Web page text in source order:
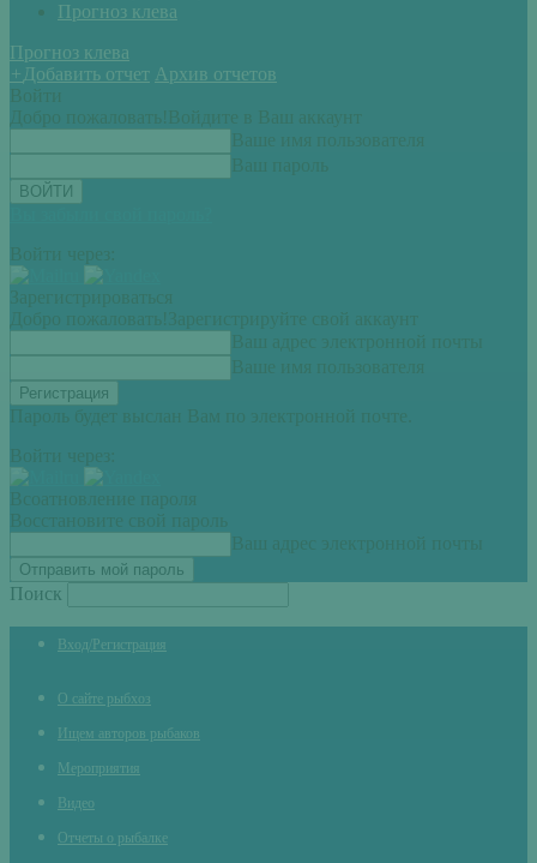
Прогноз клева
Прогноз клева
+ Добавить отчет Архив отчетов
Войти
Добро пожаловать! Войдите в Ваш аккаунт
Ваше имя пользователя
Ваш пароль
Войти через:
Зарегистрироваться
Добро пожаловать! Зарегистрируйте свой аккаунт
Ваш адрес электронной почты
Ваше имя пользователя
Пароль будет выслан Вам по электронной почте.
Войти через:
Всоатновление пароля
Восстановите свой пароль
Ваш адрес электронной почты
Поиск
Вход/Регистрация
О сайте рыбхоз
Ищем авторов рыбаков
Мероприятия
Видео
Отчеты о рыбалке